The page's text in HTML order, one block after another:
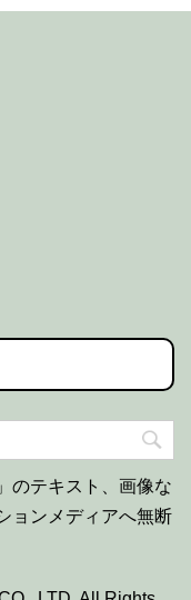
テキスト、画像な
ョンメディアへ無断